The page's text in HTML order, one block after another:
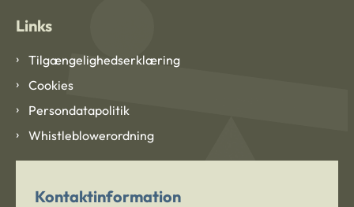
Links
Tilgængelighedserklæring
Cookies
Persondatapolitik
Whistleblowerordning
Kontaktinformation